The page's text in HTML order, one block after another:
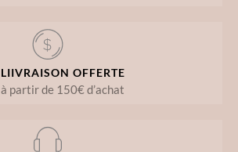
LIIVRAISON OFFERTE
à partir de 150€ d’achat